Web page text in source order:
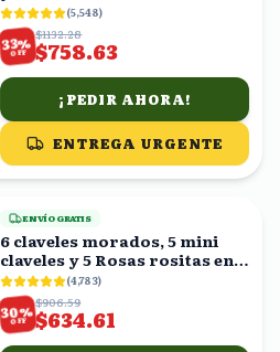
(5,548)
33%
OFF
$1132.28
$758.63
¡PEDIR AHORA!
ENTREGA URGENTE
ENVÍO GRATIS
6 claveles morados, 5 mini
claveles y 5 Rosas rositas en
ramo
(4,783)
30%
OFF
$906.59
$634.61